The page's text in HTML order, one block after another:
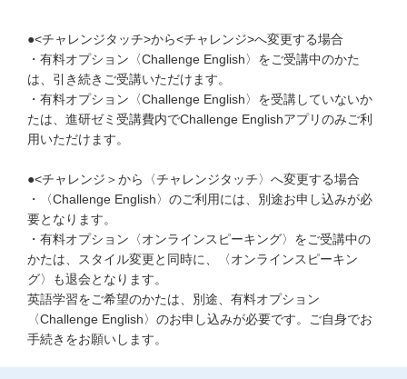
お問い合わせ窓口
他の講座のよくある質問・手続きはこちら
こどもちゃれんじ
進研ゼミ 中学講座
進研ゼミ 中学講座 中高一貫
進研ゼミ 高校講座
進研ゼミ小学講座のご紹介はこちら
●<チャレンジタッチ>から<チャレンジ>へ変更する場合
・有料オプション〈Challenge English〉をご受講中のかた
は、引き続きご受講いただけます。
・有料オプション〈Challenge English〉を受講していないか
たは、進研ゼミ受講費内でChallenge Englishアプリのみご利
用いただけます。
●<チャレンジ＞から〈チャレンジタッチ〉へ変更する場合
・〈Challenge English〉のご利用には、別途お申し込みが必
要となります。
・有料オプション〈オンラインスピーキング〉をご受講中の
かたは、スタイル変更と同時に、〈オンラインスピーキン
グ〉も退会となります。
英語学習をご希望のかたは、別途、有料オプション
〈Challenge English〉のお申し込みが必要です。ご自身でお
手続きをお願いします。